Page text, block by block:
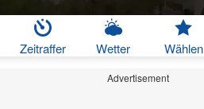
Zeitraffer Wetter Wählen
Advertisement